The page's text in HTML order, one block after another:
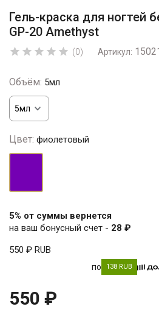
Гель-краска для ногтей
GP-20 Amethyst
     (0) Артикул:
Объём: 5мл
Цвет: фиолетовый
5% от суммы вернется
на ваш бонусный счет - 28 ₽
550 ₽ RUB
по 138 RUB
550 ₽